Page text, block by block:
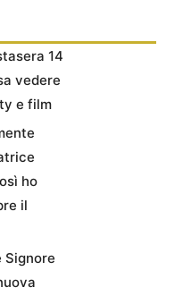
14
vedere
e film
ho
il
Signore